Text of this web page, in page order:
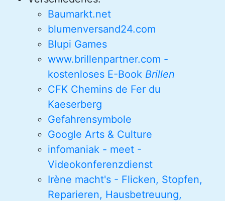
Baumarkt.net
blumenversand24.com
Blupi Games
www.brillenpartner.com -
kostenloses E-Book Brillen
CFK Chemins de Fer du
Kaeserberg
Gefahrensymbole
Google Arts & Culture
infomaniak - meet -
Videokonferenzdienst
Irène macht's - Flicken, Stopfen,
Reparieren, Hausbetreuung,